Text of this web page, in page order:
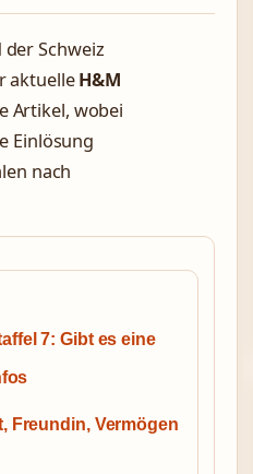
Schweiz
aktuelleH&M
Artikel, wobei
Einlösung
nach
7: Gibt es eine
Freundin, Vermögen